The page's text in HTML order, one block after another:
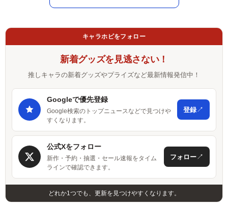
キャラホビをフォロー
新着グッズを見逃さない！
推しキャラの新着グッズやプライズなど最新情報発信中！
Googleで優先登録
Google検索のトップニュースなどで見つけや
すくなります。
登録↗
公式Xをフォロー
新作・予約・抽選・セール速報をタイム
ラインで確認できます。
フォロー↗
どれか1つでも、更新を見つけやすくなります。